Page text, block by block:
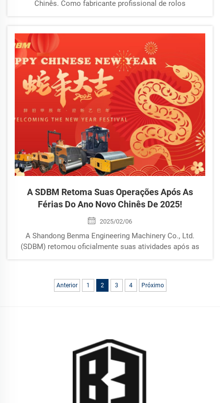
Chinês. Como fabricante profissional de rolos
entregando máquinas de construção chinesas confiáveis
para clientes globais.
A SDBM Retoma Suas Operações Após As
Férias Do Ano Novo Chinês De 2025!
2025/02/06
A Shandong Benma Engineering Machinery Co., Ltd.
(SDBM) retomou oficialmente suas atividades após as
empresa está comprometida em impulsionar suas
inovações e c...
Anterior 1 2 3 4 Próximo